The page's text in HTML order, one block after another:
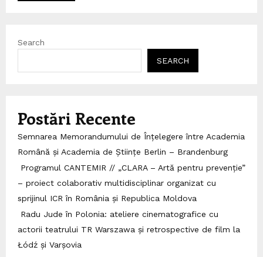
Search
SEARCH
Postări Recente
Semnarea Memorandumului de Înțelegere între Academia
Română și Academia de Științe Berlin – Brandenburg
Programul CANTEMIR // „CLARA – Artă pentru prevenție”
– proiect colaborativ multidisciplinar organizat cu
sprijinul ICR în România și Republica Moldova
Radu Jude în Polonia: ateliere cinematografice cu
actorii teatrului TR Warszawa și retrospective de film la
Łódź și Varșovia